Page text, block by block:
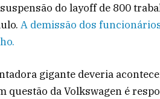
do layoff de 800
A demissão dos
gigante deveria
questão da Volkswagen é